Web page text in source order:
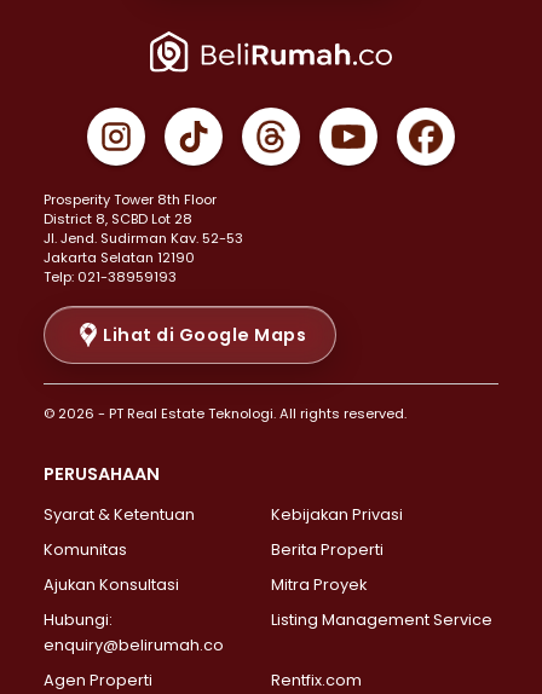
Properti Dijual di Jakarta Pusat >
Properti Dijual di Gambir >
Properti Dijual di Johar Baru >
Properti Dijual di Menteng >
Properti Dijual di Senen >
Properti Dijual di Tanah Abang >
Properti Dijual di Cikini >
Properti Dijual di Kramat >
Properti Dijual di Pasar Baru >
Properti Dijual di Bendungan Hilir >
Properti Dijual di Jakarta Selatan >
Properti Dijual di Lebak Bulus >
Properti Dijual di Gandaria Selatan >
Properti Dijual di Pondok Labu >
Properti Dijual di Lenteng Agung >
Properti Dijual di Senayan >
Properti Dijual di Pondok Pinang >
Prosperity Tower 8th Floor
District 8, SCBD Lot 28
JI. Jend. Sudirman Kav. 52-53
Jakarta Selatan 12190
Telp: 021-38959193
Lihat di Google Maps
© 2026 - PT Real Estate Teknologi. All rights reserved.
PERUSAHAAN
Syarat & Ketentuan
Kebijakan Privasi
Komunitas
Berita Properti
Ajukan Konsultasi
Mitra Proyek
Hubungi:
enquiry@belirumah.co
Listing Management Service
Agen Properti Rentfix.com